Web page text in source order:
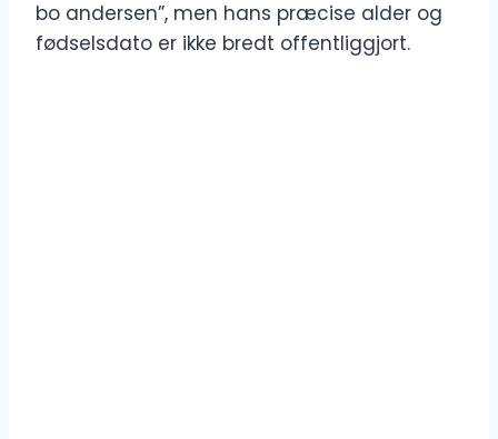
bo andersen”, men hans præcise alder og
fødselsdato er ikke bredt offentliggjort.